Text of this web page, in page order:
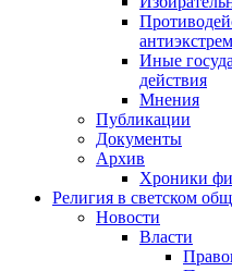
Иные
действия
Мнения
Публикации
Документы
Архив
Хроники
Религия в светском
Новости
Власти